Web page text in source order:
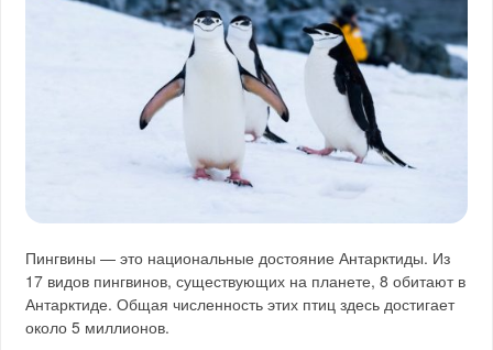
Пингвины — это национальные достояние Антарктиды. Из
17 видов пингвинов, существующих на планете, 8 обитают в
Антарктиде. Общая численность этих птиц здесь достигает
около 5 миллионов.